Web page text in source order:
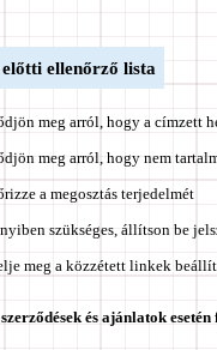
ellenőrző lista
meg arról, hogy a címzett
meg arról, hogy nem
a megosztás terjedelmét
szükséges, állítson be
meg a közzétett linkek
és ajánlatok